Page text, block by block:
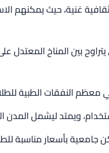
ثقافية غنية، حيث يمكنهم
بين المناخ المعتدل
النفقات الطبية
ويمتد ليشمل المدن
جامعية بأسعار مناسبة